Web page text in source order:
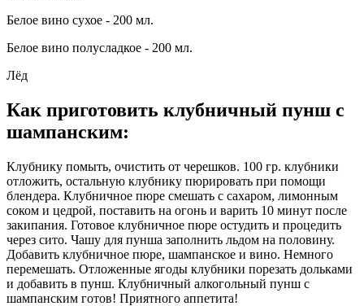
Белое вино сухое - 200 мл.
Белое вино полусладкое - 200 мл.
Лёд
Как приготовить клубничный пунш с
шампанским:
Клубнику помыть, очистить от черешков. 100 гр. клубники
отложить, остальную клубнику пюрировать при помощи
блендера. Клубничное пюре смешать с сахаром, лимонным
соком и цедрой, поставить на огонь и варить 10 минут после
закипания. Готовое клубничное пюре остудить и процедить
через сито. Чашу для пунша заполнить льдом на половину.
Добавить клубничное пюре, шампанское и вино. Немного
перемешать. Отложенные ягоды клубники порезать дольками
и добавить в пунш. Клубничный алкогольный пунш с
шампанским готов! Приятного аппетита!